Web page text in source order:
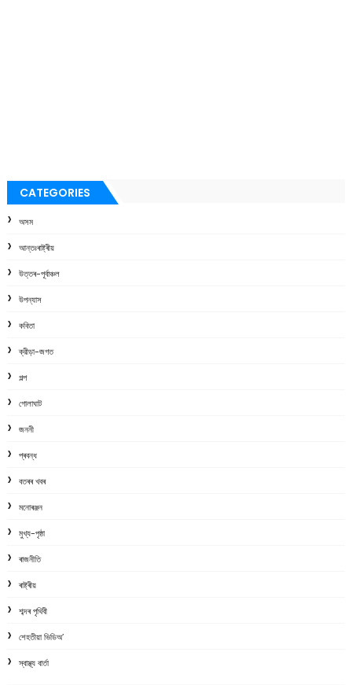
CATEGORIES
অসম
আন্তঃৰাষ্ট্ৰীয়
উত্তৰ-পূৰ্বাঞ্চল
উপন্যাস
কবিতা
ক্রীড়া-জগত
গল্প
গোলাঘাট
জননী
প্ৰবন্ধ
বতৰৰ খবৰ
মনোৰঞ্জন
মুখ্য-পৃষ্ঠা
ৰাজনীতি
ৰাষ্ট্ৰীয়
শব্দৰ পৃথিবী
শেহতীয়া ভিডিঅ’
স্বাস্থ্য বাৰ্তা